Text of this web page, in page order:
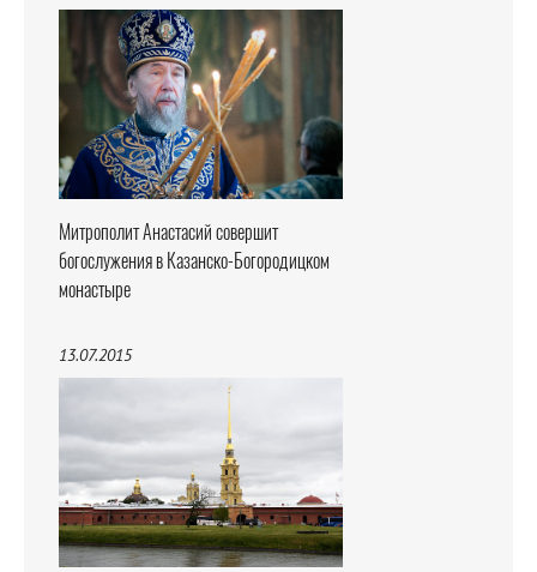
Митрополит Анастасий совершит
богослужения в Казанско-Богородицком
монастыре
13.07.2015